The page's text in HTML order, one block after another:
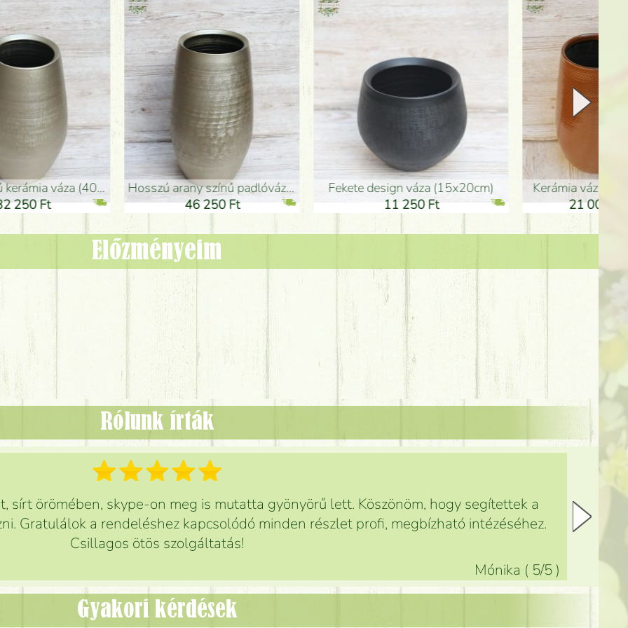
(50x29cm)
Ft
fekete design váza (15x20cm)
11 250 Ft
Kerámia váza 35*21cm
21 000 Ft
ballagó fiú fa betűző
1 300 Ft
Előzményeim
Rólunk írták
sírt örömében, skype-on meg is mutatta gyönyörű lett. Köszönöm, hogy segítettek a
Gratulálok a rendeléshez kapcsolódó minden részlet profi, megbízható intézéséhez.
Csillagos ötös szolgáltatás!
Mónika ( 5/5 )
Gyakori kérdések